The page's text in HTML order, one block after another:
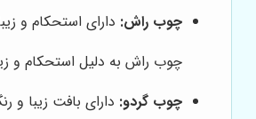
چوب راش: دارای استحکام و
چوب راش به دلیل استحکام و
چوب گردو: دارای بافت زیبا